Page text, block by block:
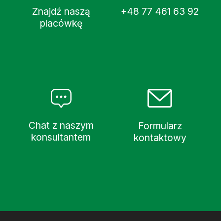
Znajdź naszą
placówkę
+48 77 461 63 92
Chat z naszym
konsultantem
Formularz
kontaktowy